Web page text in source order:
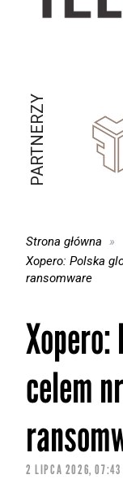
PARTNERZY
Strona główna
Xopero: Polska
ransomware
celem
2 LIPCA 2026, 07:43